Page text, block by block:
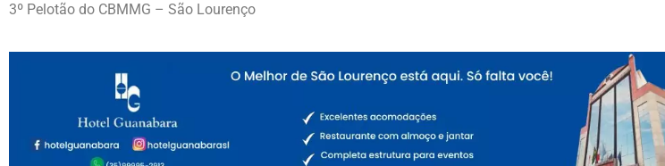
3º Pelotão do CBMMG – São Lourenço